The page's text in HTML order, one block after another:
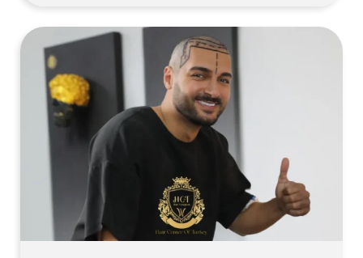
d’interventions et un accès facile grâce
aux transports. De nombreuses
cliniques proposent des forfaits
comprenant les transferts et
l’hébergement, ce qui simplifie
l’organisation. Istanbul dispose
également […]